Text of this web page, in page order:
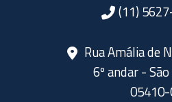
(11)
Rua Amália de
6º andar -